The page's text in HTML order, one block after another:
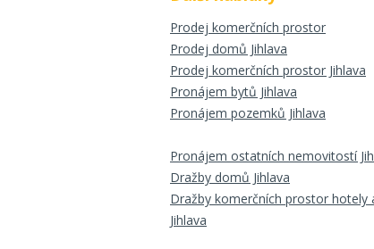
Prodej komerčních prostor
Prodej domů Jihlava
Prodej komerčních prostor Jihlava
Pronájem bytů Jihlava
Pronájem pozemků Jihlava
Pronájem ostatních nemovitostí
Dražby domů Jihlava
Dražby komerčních prostor hotely
Jihlava